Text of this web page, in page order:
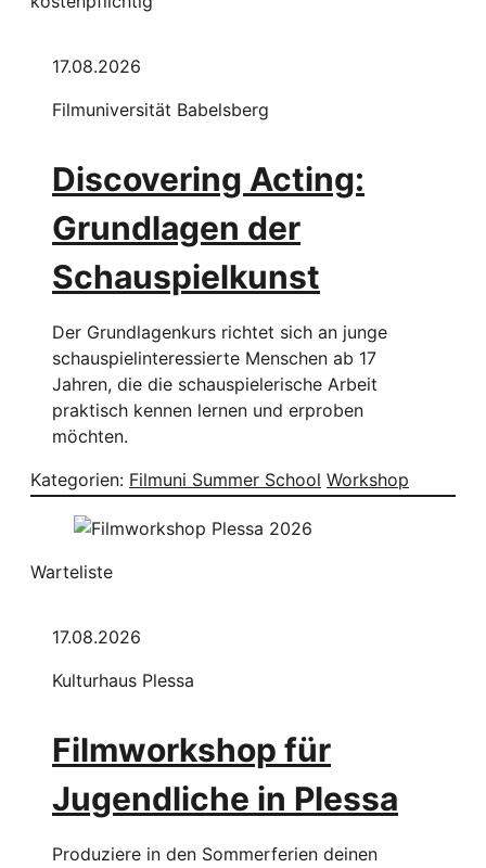
17.08.2026
Filmuniversität Babelsberg
Discovering Acting:
Grundlagen der
Schauspielkunst
Der Grundlagenkurs richtet sich an junge
schauspielinteressierte Menschen ab 17
Jahren, die die schauspielerische Arbeit
praktisch kennen lernen und erproben
möchten.
Kategorien: Filmuni Summer School Workshop
Warteliste
17.08.2026
Kulturhaus Plessa
Filmworkshop für
Jugendliche in Plessa
Produziere in den Sommerferien deinen